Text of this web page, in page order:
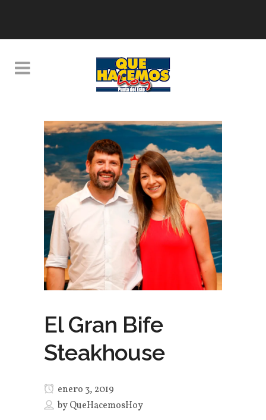
El Gran Bife
Steakhouse
enero 3, 2019
byQueHacemosHoy